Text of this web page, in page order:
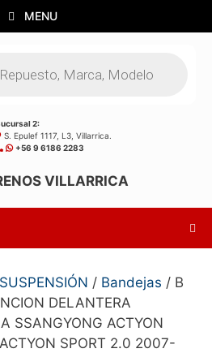
MENU
2:
S. Epulef 1117, L3, Villarrica.
+56 9 6186 2283
SUSPENSIÓN / Bandejas / B
DELANTERA
SSANGYONG ACTYON
SPORT 2.0 2007-